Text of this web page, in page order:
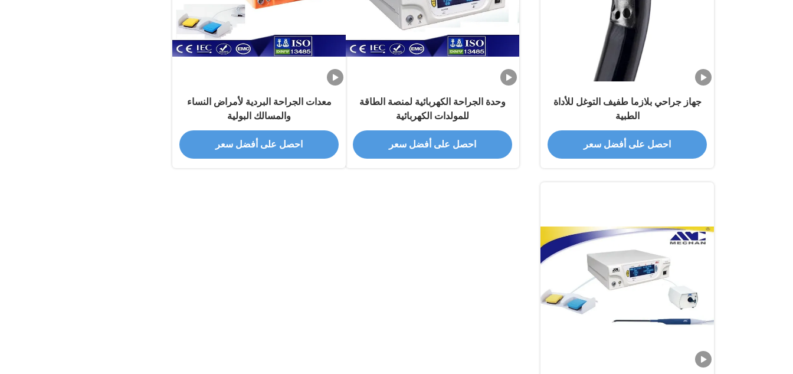
جهاز جراحي بلازما طفيف التوغل للأداة
الطبية
احصل على أفضل سعر
وحدة الجراحة الكهربائية لمنصة الطاقة
للمولدات الكهربائية
احصل على أفضل سعر
معدات الجراحة البردية لأمراض النساء
والمسالك البولية
احصل على أفضل سعر